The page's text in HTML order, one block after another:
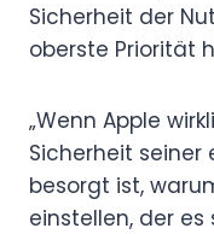
Sicherheit der
oberste Priorität
„Wenn Apple
Sicherheit seiner
besorgt ist,
einstellen, der